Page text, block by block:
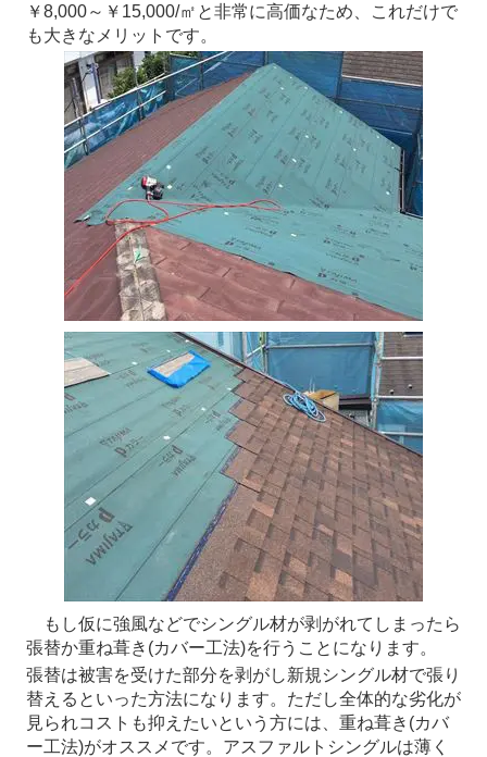
￥8,000～￥15,000/㎡と非常に高価なため、これだけで
も大きなメリットです。
もし仮に強風などでシングル材が剥がれてしまったら
張替か重ね葺き(カバー工法)を行うことになります。
張替は被害を受けた部分を剥がし新規シングル材で張り
替えるといった方法になります。ただし全体的な劣化が
見られコストも抑えたいという方には、重ね葺き(カバ
ー工法)がオススメです。アスファルトシングルは薄く